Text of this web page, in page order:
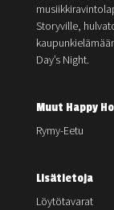
Storyville,
Day’s Night.
Muut Happy
Rymy-Eetu
Lisätietoja
Löytötavarat